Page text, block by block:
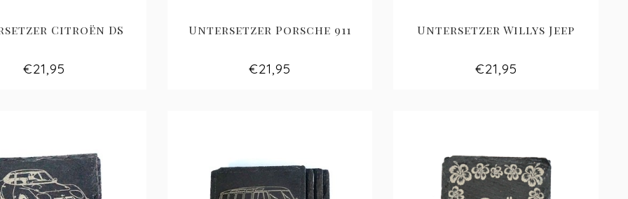
Citroën DS
€21,95
Untersetzer Porsche 911
€21,95
Untersetzer Willys Jeep
€21,95